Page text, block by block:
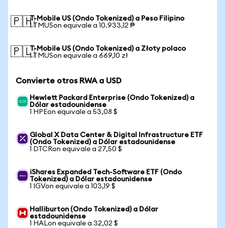
🇵🇭T-Mobile US (Ondo Tokenized) a Peso Filipino
1 TMUSon equivale a 10.933,12 ₱
🇵🇱T-Mobile US (Ondo Tokenized) a Złoty polaco
1 TMUSon equivale a 669,10 zł
Convierte otros RWA a USD
Hewlett Packard Enterprise (Ondo Tokenized) a
Dólar estadounidense
1 HPEon equivale a 53,08 $
Global X Data Center & Digital Infrastructure ETF
(Ondo Tokenized) a Dólar estadounidense
1 DTCRon equivale a 27,50 $
iShares Expanded Tech-Software ETF (Ondo
Tokenized) a Dólar estadounidense
1 IGVon equivale a 103,19 $
Halliburton (Ondo Tokenized) a Dólar
estadounidense
1 HALon equivale a 32,02 $